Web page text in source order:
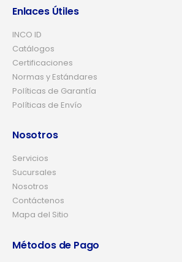
Enlaces Útiles
INCO ID
Catálogos
Certificaciones
Normas y Estándares
Políticas de Garantía
Políticas de Envío
Nosotros
Servicios
Sucursales
Nosotros
Contáctenos
Mapa del Sitio
Métodos de Pago